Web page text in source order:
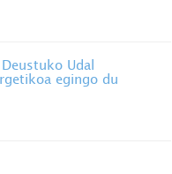
Udal
egingo du